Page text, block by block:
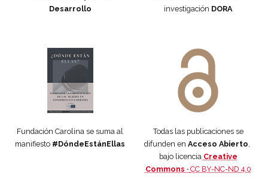
Desarrollo
investigación DORA
Fundación Carolina se suma al
manifiesto #DóndeEstánEllas
Todas las publicaciones se
difunden en Acceso Abierto
bajo licencia Creative
Commons · CC BY-NC-ND 4.0